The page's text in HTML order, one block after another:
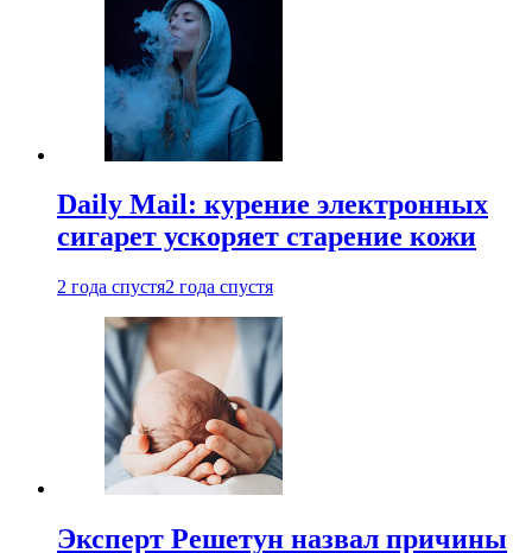
Daily Mail: курение электронных
сигарет ускоряет старение кожи
2 года спустя2 года спустя
Эксперт Решетун назвал причины